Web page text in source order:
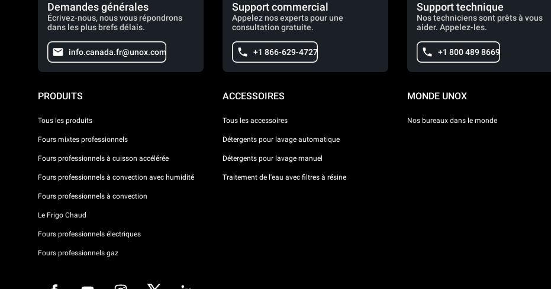
Demandes générales
Écrivez-nous, nous vous répondrons
dans les plus brefs délais.
info.canada.fr@unox.com
Support commercial
Appelez nos experts pour une
consultation gratuite.
+1 866-629-4727
Support technique
Nos techniciens sont prêts à vous
aider. Appelez-les.
+1 800 489 8669
PRODUITS
Tous les produits
Fours mixtes professionnels
Fours professionnels à cuisson accélérée
Fours professionnels à convection avec humidité
Fours professionnels à convection
Le Frigo Chaud
Fours professionnels électriques
Fours professionnels gaz
ACCESSOIRES
Tous les accessoires
Détergents pour lavage automatique
Détergents pour lavage manuel
Traitement de l'eau avec filtres à résine
MONDE UNOX
Nos bureaux dans le monde